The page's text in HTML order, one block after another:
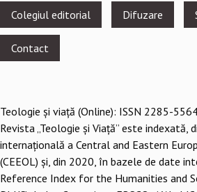
Footer
menu
Colegiul editorial Difuzare
Contact
Teologie şi viaţă (Online): ISSN 2285-
Revista „Teologie și Viață” este indexată,
internațională a Central and Eastern
(CEEOL) și, din 2020, în bazele de date
Reference Index for the Humanities and